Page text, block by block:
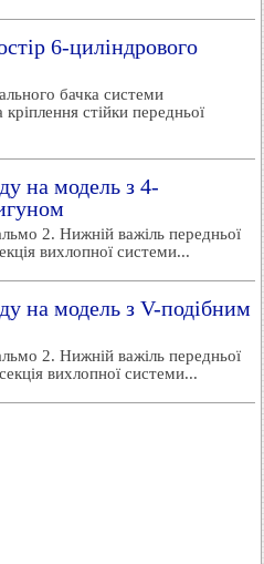
6-циліндрового
бачка системи
стійки передньої
на модель з 4-
2. Нижній важіль передньої
вихлопної системи...
на модель з V-подібним
2. Нижній важіль передньої
вихлопної системи...